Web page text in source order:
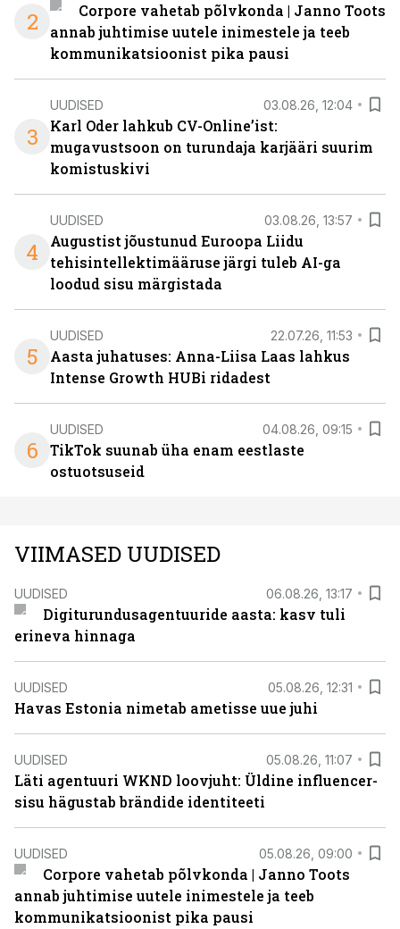
2
Corpore vahetab põlvkonda | Janno Toots
annab juhtimise uutele inimestele ja teeb
kommunikatsioonist pika pausi
3
UUDISED 03.08.26, 12:04
Karl Oder lahkub CV-Online’ist:
mugavustsoon on turundaja karjääri suurim
komistuskivi
4
UUDISED 03.08.26, 13:57
Augustist jõustunud Euroopa Liidu
tehisintellektimääruse järgi tuleb AI-ga
loodud sisu märgistada
5
UUDISED 22.07.26, 11:53
Aasta juhatuses: Anna-Liisa Laas lahkus
Intense Growth HUBi ridadest
6
UUDISED 04.08.26, 09:15
TikTok suunab üha enam eestlaste
ostuotsuseid
VIIMASED UUDISED
UUDISED 06.08.26, 13:17
Digiturundusagentuuride aasta: kasv tuli
erineva hinnaga
UUDISED 05.08.26, 12:31
Havas Estonia nimetab ametisse uue juhi
UUDISED 05.08.26, 11:07
Läti agentuuri WKND loovjuht: Üldine influencer-
sisu hägustab brändide identiteeti
UUDISED 05.08.26, 09:00
Corpore vahetab põlvkonda | Janno Toots
annab juhtimise uutele inimestele ja teeb
kommunikatsioonist pika pausi